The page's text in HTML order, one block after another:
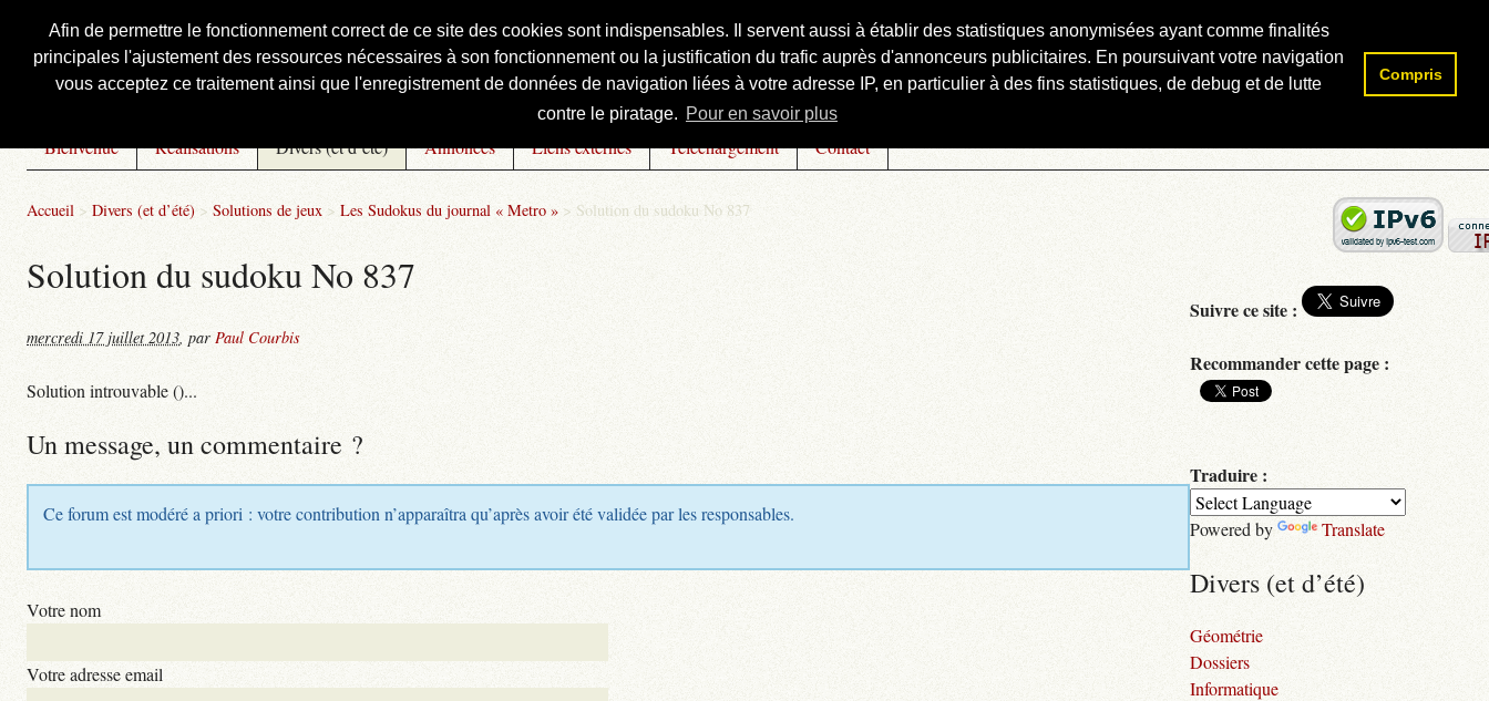
Afin de permettre le fonctionnement correct de ce site des cookies sont indispensables. Il servent aussi à établir des statistiques anonymisées ayant comme finalités
principales l'ajustement des ressources nécessaires à son fonctionnement ou la justification du trafic auprès d'annonceurs publicitaires. En poursuivant votre navigation
vous acceptez ce traitement ainsi que l'enregistrement de données de navigation liées à votre adresse IP, en particulier à des fins statistiques, de debug et de lutte
contre le piratage. Pour en savoir plus
Compris
Courbis, « LE » Blog Officiel
Bienvenue Réalisations Divers (et d’été) Annonces Liens externes Téléchargement Contact
Accueil > Divers (et d’été) > Solutions de jeux > Les Sudokus du journal « Metro » > Solution du sudoku No 837
Solution du sudoku No 837
mercredi 17 juillet 2013, par Paul Courbis
Solution introuvable ()...
Un message, un commentaire ?
Ce forum est modéré a priori : votre contribution n’apparaîtra qu’après avoir été validée par les responsables.
Votre nom
Votre adresse email
Rechercher :
Suivre ce site :
Recommander cette page :
Traduire :
Powered by Translate
Divers (et d’été)
Géométrie
Dossiers
Informatique